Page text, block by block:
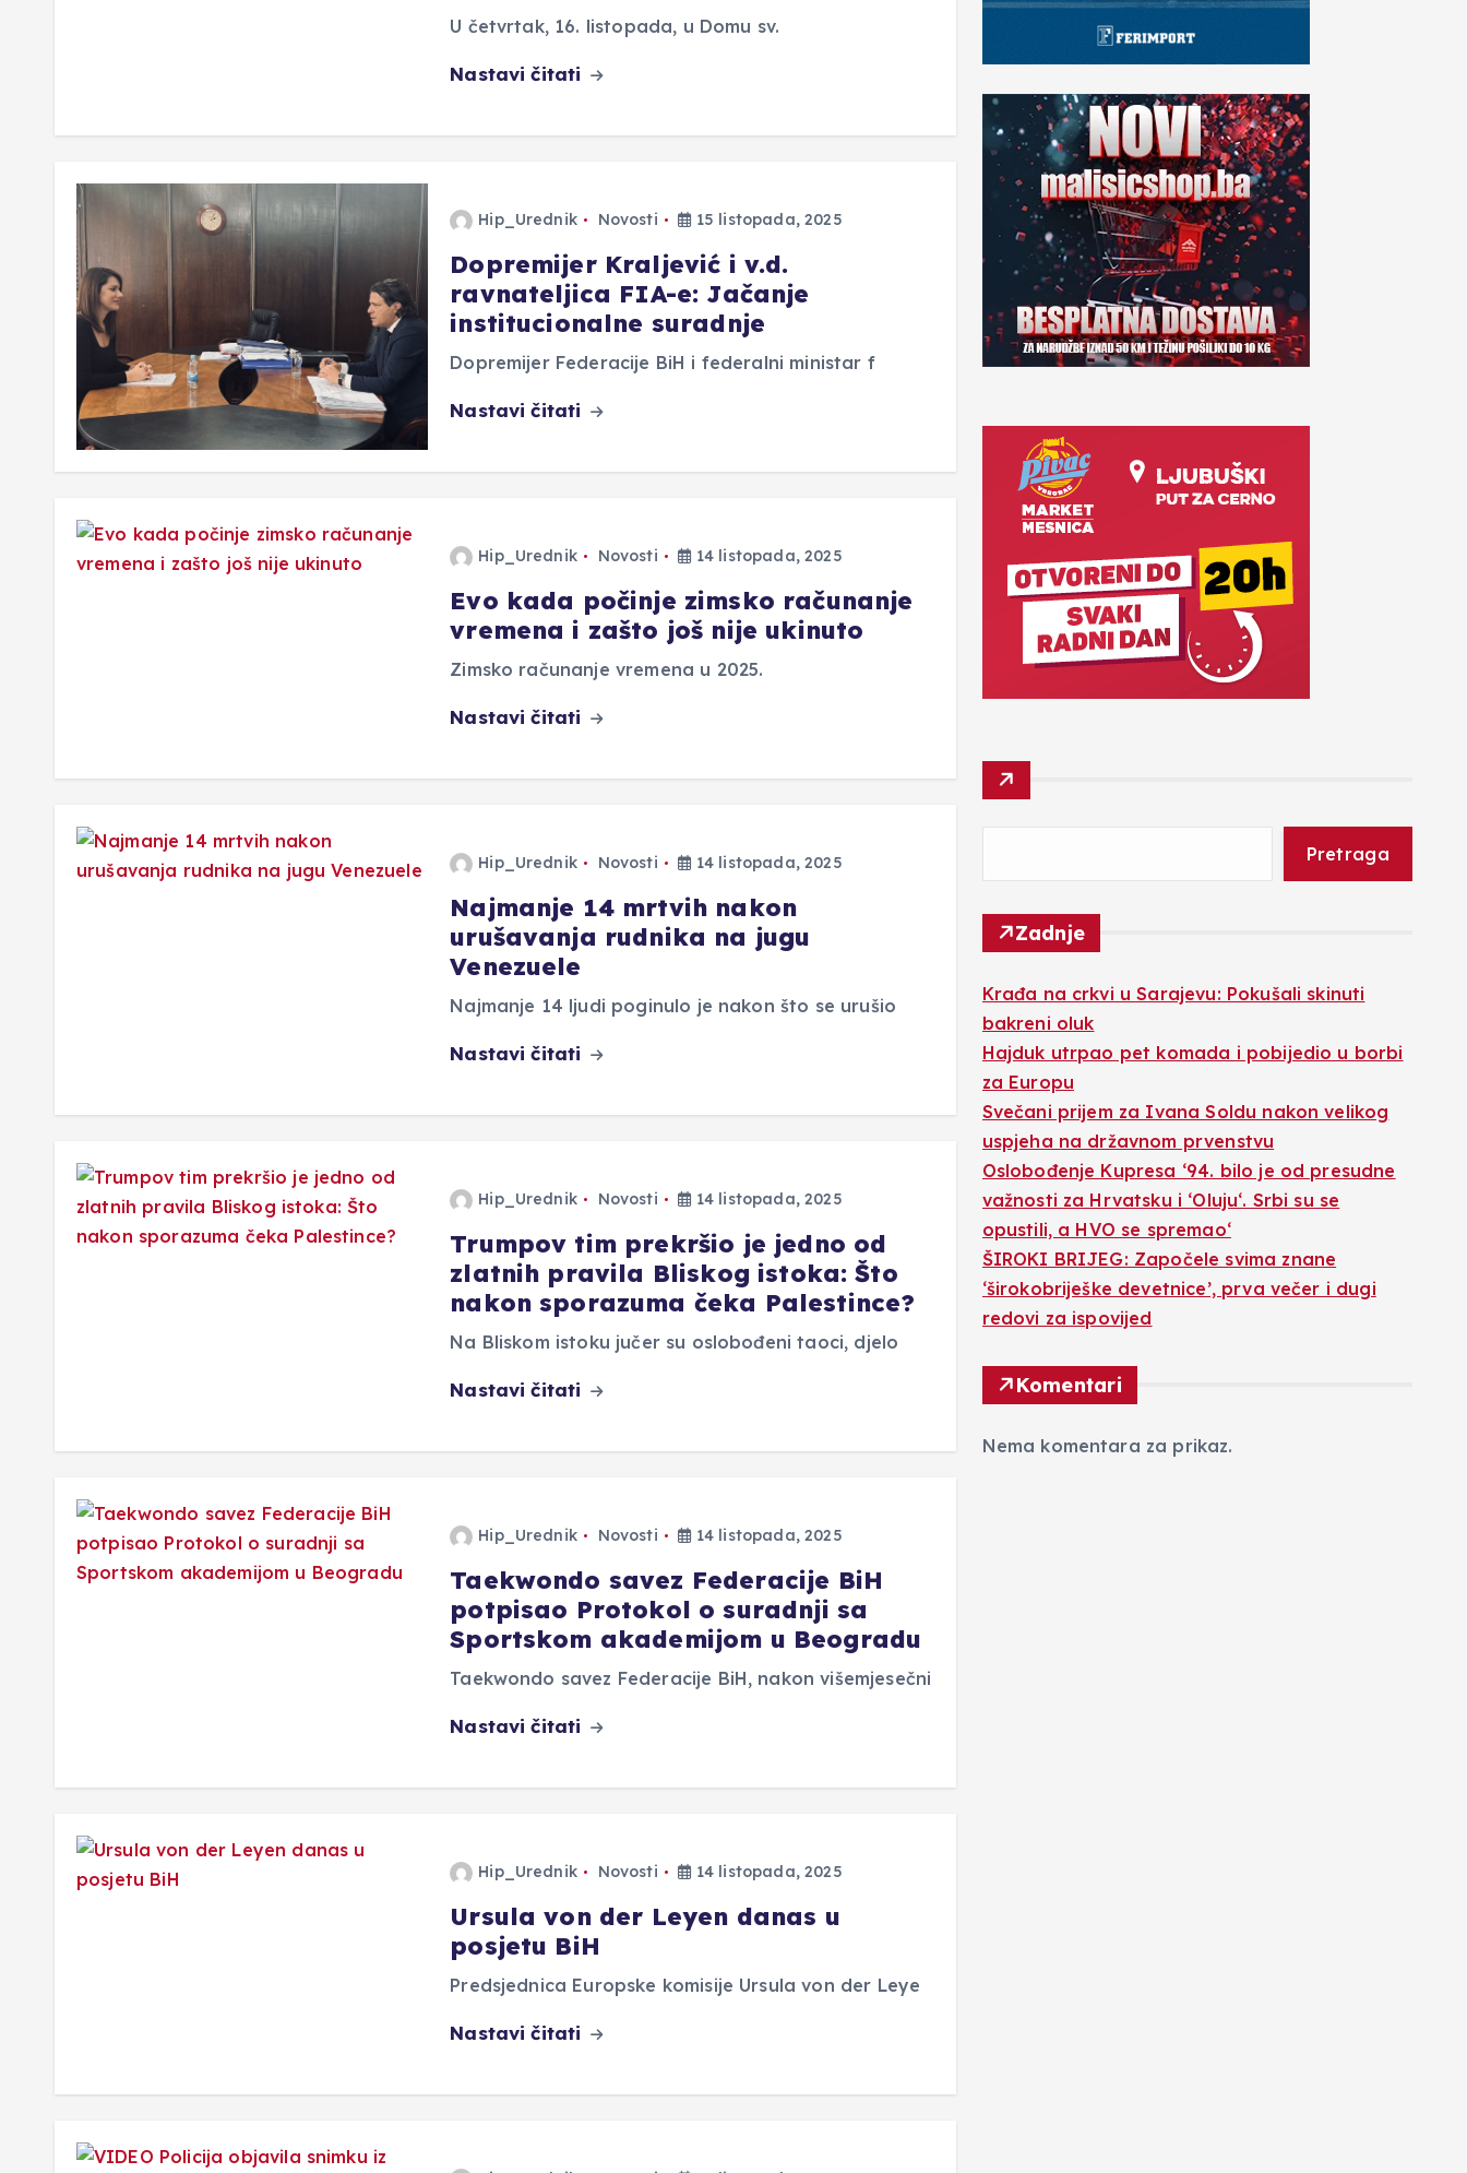
U četvrtak, 16. listopada, u Domu sv.
Nastavi čitati
Hip_Urednik Novosti 15 listopada, 2025
Dopremijer Kraljević i v.d.
ravnateljica FIA-e: Jačanje
institucionalne suradnje
Dopremijer Federacije BiH i federalni ministar f
Nastavi čitati
Hip_Urednik Novosti 14 listopada, 2025
Evo kada počinje zimsko računanje
vremena i zašto još nije ukinuto
Zimsko računanje vremena u 2025.
Nastavi čitati
Hip_Urednik Novosti 14 listopada, 2025
Najmanje 14 mrtvih nakon
urušavanja rudnika na jugu
Venezuele
Najmanje 14 ljudi poginulo je nakon što se urušio
Nastavi čitati
Hip_Urednik Novosti 14 listopada, 2025
Trumpov tim prekršio je jedno od
zlatnih pravila Bliskog istoka: Što
nakon sporazuma čeka Palestince?
Na Bliskom istoku jučer su oslobođeni taoci, djelo
Nastavi čitati
Hip_Urednik Novosti 14 listopada, 2025
Taekwondo savez Federacije BiH
potpisao Protokol o suradnji sa
Sportskom akademijom u Beogradu
Taekwondo savez Federacije BiH, nakon višemjesečni
Nastavi čitati
Hip_Urednik Novosti 14 listopada, 2025
Ursula von der Leyen danas u
posjetu BiH
Predsjednica Europske komisije Ursula von der Leye
Nastavi čitati
Pretraga
Zadnje
Krađa na crkvi u Sarajevu: Pokušali skinuti
bakreni oluk
Hajduk utrpao pet komada i pobijedio u borbi
za Europu
Svečani prijem za Ivana Soldu nakon velikog
uspjeha na državnom prvenstvu
Oslobođenje Kupresa ‘94. bilo je od presudne
važnosti za Hrvatsku i ‘Oluju‘. Srbi su se
opustili, a HVO se spremao‘
ŠIROKI BRIJEG: Započele svima znane
‘širokobriješke devetnice’, prva večer i dugi
redovi za ispovijed
Komentari
Nema komentara za prikaz.